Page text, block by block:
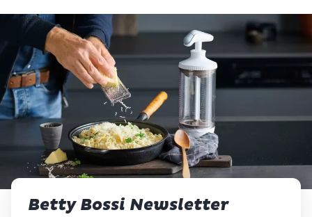
Betty Bossi Newsletter